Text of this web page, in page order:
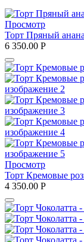
Просмотр
Торт Пряный
6 350.00 Р
Просмотр
Торт Кремовые
4 350.00 Р